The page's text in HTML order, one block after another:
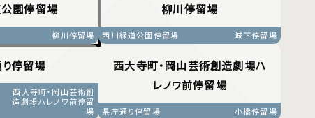
園停留場
柳川停留場
柳川停留場
西川緑道公園停留場 城下停留場
停留場
西大寺町・岡山芸術創
造劇場ハレノワ前停留
場
西大寺町・岡山芸術創造劇場ハ
レノワ前停留場
県庁通り停留場 小橋停留場